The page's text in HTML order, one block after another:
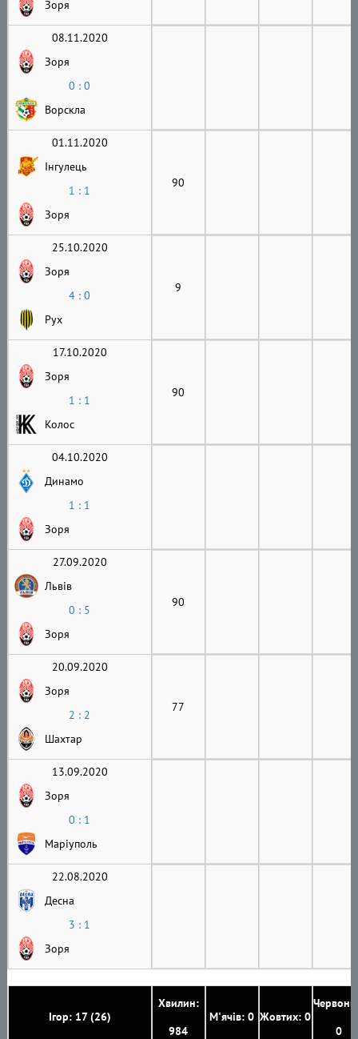
Ігор: 17 (26)
Хвилин:
984
М'ячів: 0 Жовтих: 0
0
Зоря
08.11.2020
Зоря
0 : 0
Ворскла
01.11.2020
Інгулець
1 : 1
Зоря
90
25.10.2020
Зоря
4 : 0
Рух
9
17.10.2020
Зоря
1 : 1
Колос
90
04.10.2020
Динамо
1 : 1
Зоря
27.09.2020
Львів
0 : 5
Зоря
90
20.09.2020
Зоря
2 : 2
Шахтар
77
13.09.2020
Зоря
0 : 1
Маріуполь
22.08.2020
Десна
3 : 1
Зоря